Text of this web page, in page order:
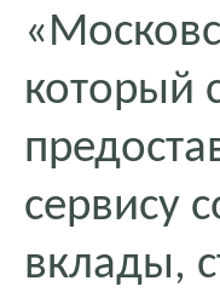
который
сервису
вклады,